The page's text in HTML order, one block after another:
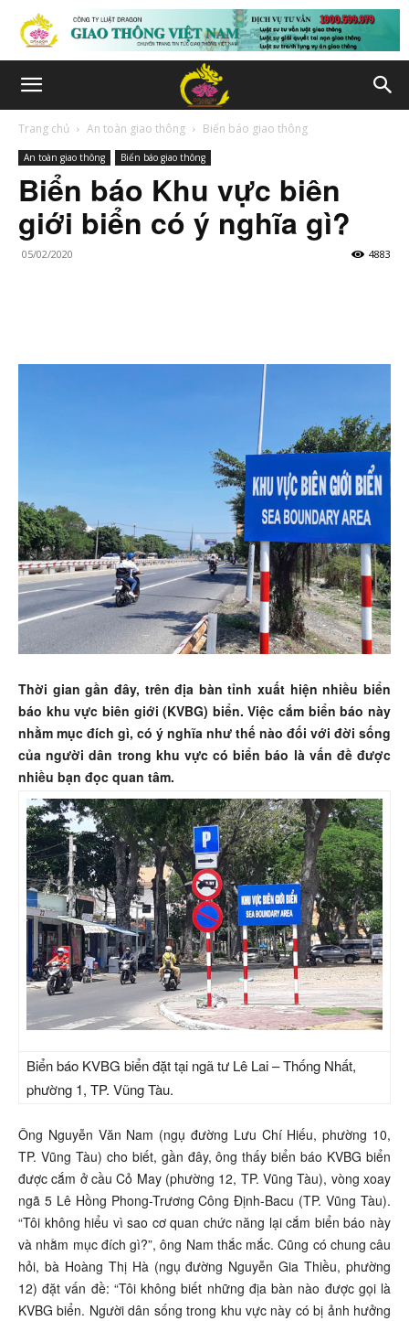
Trang chủ An toàn giao thông Biển báo giao thông
An toàn giao thông Biển báo giao thông
Biển báo Khu vực biên
giới biển có ý nghĩa gì?
05/02/2020 4883
Thời gian gần đây, trên địa bàn tỉnh xuất hiện nhiều biển
báo khu vực biên giới (KVBG) biển. Việc cắm biển báo này
nhằm mục đích gì, có ý nghĩa như thế nào đối với đời sống
của người dân trong khu vực có biển báo là vấn đề được
nhiều bạn đọc quan tâm.
Biển báo KVBG biển đặt tại ngã tư Lê Lai – Thống Nhất,
phường 1, TP. Vũng Tàu.
Ông Nguyễn Văn Nam (ngụ đường Lưu Chí Hiếu, phường 10,
TP. Vũng Tàu) cho biết, gần đây, ông thấy biển báo KVBG biển
được cắm ở cầu Cỏ May (phường 12, TP. Vũng Tàu), vòng xoay
ngã 5 Lê Hồng Phong-Trương Công Định-Bacu (TP. Vũng Tàu).
“Tôi không hiểu vì sao cơ quan chức năng lại cắm biển báo này
và nhằm mục đích gì?”, ông Nam thắc mắc. Cũng có chung câu
hỏi, bà Hoàng Thị Hà (ngụ đường Nguyễn Gia Thiều, phường
12) đặt vấn đề: “Tôi không biết những địa bàn nào được gọi là
KVBG biển. Người dân sống trong khu vực này có bị ảnh hưởng